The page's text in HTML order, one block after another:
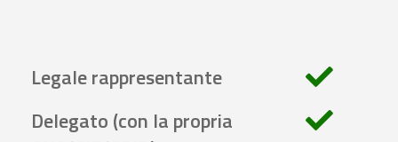
Legale rappresentante
Delegato (con la propria